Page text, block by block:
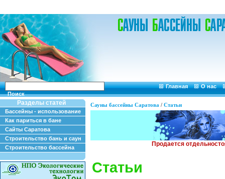
Поиск
Главная О нас
Разделы статей
Бассейны - использование
Как париться в бане
Сайты Саратова
Строительство бань и саун
Строительство бассейна
Сауны бассейны Саратова / Статьи
Статьи